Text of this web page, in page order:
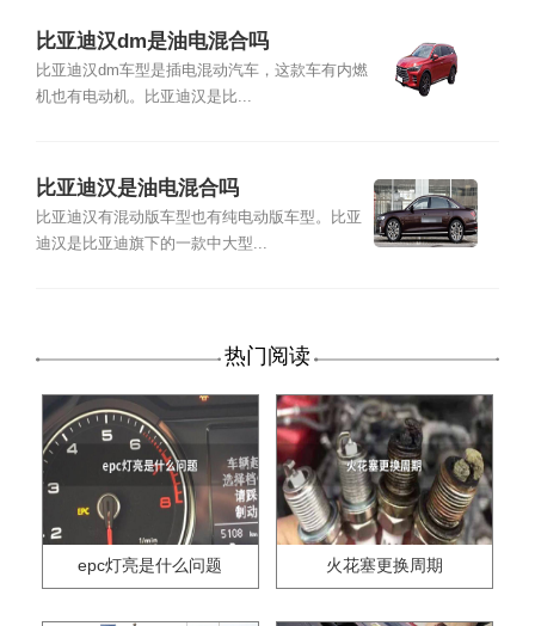
比亚迪汉dm是油电混合吗
比亚迪汉dm车型是插电混动汽车，这款车有内燃
机也有电动机。比亚迪汉是比...
比亚迪汉是油电混合吗
比亚迪汉有混动版车型也有纯电动版车型。比亚
迪汉是比亚迪旗下的一款中大型...
热门阅读
epc灯亮是什么问题 火花塞更换周期